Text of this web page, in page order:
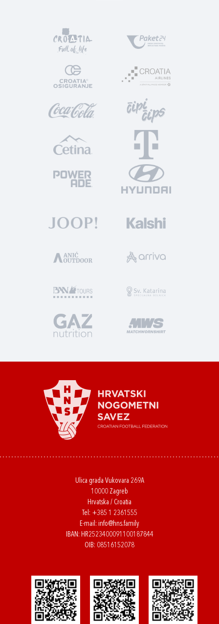
Ulica grada Vukovara 269A
10000 Zagreb
Hrvatska / Croatia
Tel: +385 1 2361555
E-mail: info@hns.family
IBAN: HR2523400091100187844
OIB: 08516152078